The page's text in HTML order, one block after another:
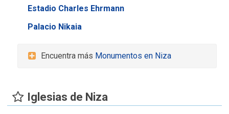
Estadio Charles Ehrmann
Palacio Nikaia
Encuentra más Monumentos en Niza
Iglesias de Niza